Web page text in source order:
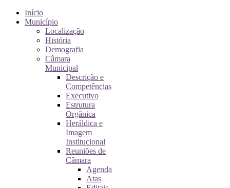
Início
Município
Localização
História
Demografia
Câmara
Municipal
Descrição e
Competências
Executivo
Estrutura
Orgânica
Heráldica e
Imagem
Institucional
Reuniões de
Câmara
Agenda
Atas